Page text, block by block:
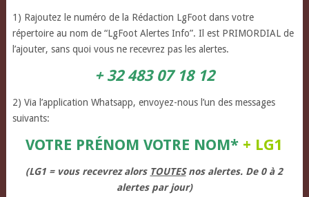
1) Rajoutez le numéro de la Rédaction LgFoot dans votre
répertoire au nom de “LgFoot Alertes Info”. Il est PRIMORDIAL de
l’ajouter, sans quoi vous ne recevrez pas les alertes.
+ 32 483 07 18 12
2) Via l’application Whatsapp, envoyez-nous l’un des messages
suivants:
VOTRE PRÉNOM VOTRE NOM* + LG1
(LG1 = vous recevrez alors TOUTESnos alertes. De 0 à 2
alertes par jour)